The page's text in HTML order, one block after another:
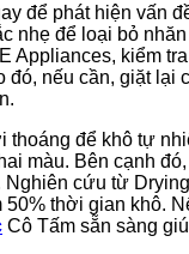
để phát hiện vấn
nhẹ để loại bỏ
Appliances, kiểm
đó, nếu cần, giặt lại
thoáng để khô tự
màu. Bên cạnh
Nghiên cứu từ
thời gian khô.
Cô Tấm sẵn sàng